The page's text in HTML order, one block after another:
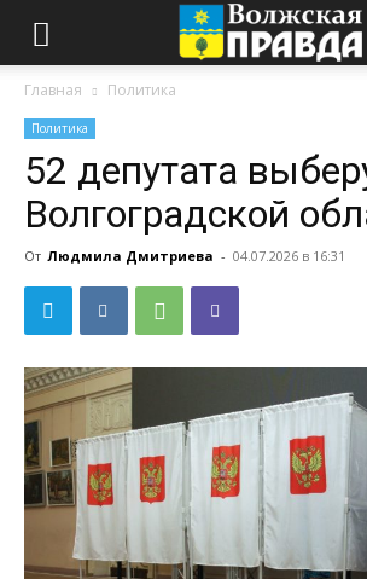
Главная Политика
Политика
52 депутата
Волгоградской
От Людмила Дмитриева - 04.07.2026 в 16:31